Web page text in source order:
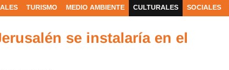
TURISMO MEDIO AMBIENTE CULTURALES SOCIALES
se instalaría en el